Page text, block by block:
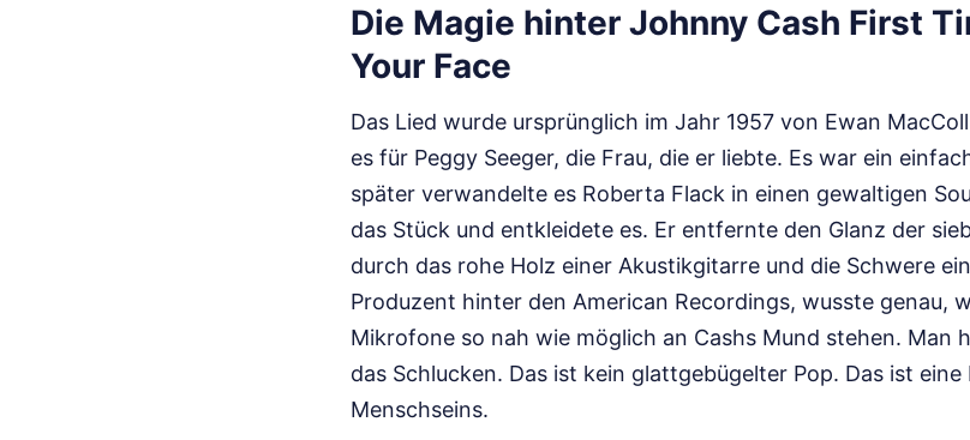
Die Magie hinter Johnny Cash First
Your Face
Das Lied wurde ursprünglich im Jahr 1957 von Ewan
es für Peggy Seeger, die Frau, die er liebte. Es war ein
später verwandelte es Roberta Flack in einen gewaltigen
das Stück und entkleidete es. Er entfernte den Glanz der
durch das rohe Holz einer Akustikgitarre und die Schwere
Produzent hinter den American Recordings, wusste genau,
Mikrofone so nah wie möglich an Cashs Mund stehen. Man
das Schlucken. Das ist kein glattgebügelter Pop. Das ist
Menschseins.